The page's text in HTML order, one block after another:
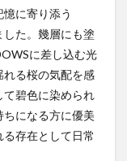
に寄り添う
した。幾層にも塗
に差し込む光
れる桜の気配を感
て碧色に染められ
になる方に優美
存在として日常